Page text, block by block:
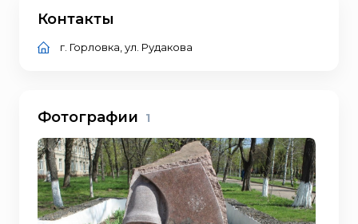
Контакты
г. Горловка, ул. Рудакова
Фотографии 1